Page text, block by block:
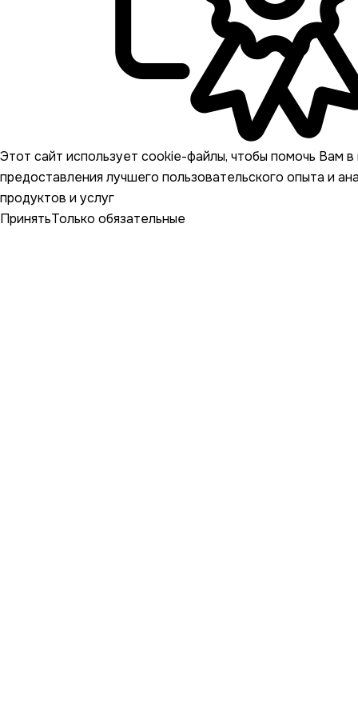
Этот сайт использует cookie-файлы, чтобы помочь Вам в
предоставления лучшего пользовательского опыта и
продуктов и услуг
ПринятьТолько обязательные